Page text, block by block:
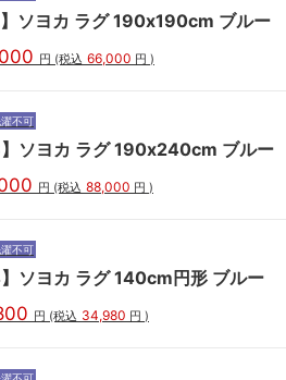
ソヨカ ラグ 190x190cm ブルー
円 (税込 66,000 円 )
不可
ソヨカ ラグ 190x240cm ブルー
円 (税込 88,000 円 )
不可
ソヨカ ラグ 140cm円形 ブルー
円 (税込 34,980 円 )